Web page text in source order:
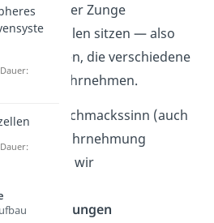
dass auf der Zunge
sitzen — also
Erhebungen, die verschiedene
wahrnehmen.
Geschmackssinn (auch
Wahrnehmung
können wir